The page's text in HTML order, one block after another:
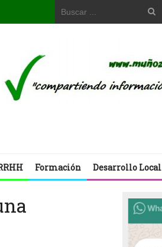
Formación Desarrollo Local